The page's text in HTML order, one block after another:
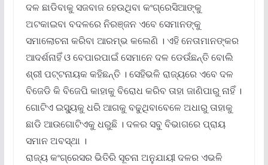
ଦଳ ଛାଡିବାକୁ ସଜବାଜ ହେଉଥିବା କଂଗ୍ରେସିଆଙ୍କୁ
ଅଟକାଇବା ବଦଳରେ ନିରଞ୍ଜନ ଏବେ ସେମାନଙ୍କୁ
ସମାଲୋଚନା କରିବା ଆରମ୍ଭ କଲେଣି । ଏହି ନେତାମାନଙ୍କର
ଆଦର୍ଶନାହିଁ ଓ ବେପାରପାଇଁ ସେମାନେ ଦଳ ଡେଉଁଛନ୍ତି ବୋଲି
ଶ୍ରୀ ପଟ୍ଟନାୟକ କହିଛନ୍ତି । ସେହିଭଳି ରାଜ୍ୟରେ ଏବେ ଦଳ
ବିଜେଡି କି ବିଜେପି କାହାକୁ ବିରୋଧ କରିବ ତାହା ଜାଣିପାରୁ ନାହିଁ ।
ଗୋଟିଏ ଇସ୍ୟୁକୁ ଧରି ଆଗକୁ ବଢୁଥିବାବେଳେ ଅଧାରୁ ତାହାକୁ
ଛାଡି ଆଉଗୋଟିଏକୁ ଧରୁଛି । ଦଳର ସବୁ ବିଭାଗରେ ପ୍ରାୟ
ସମାନ ଅବସ୍ଥା ।
ରାଜ୍ୟ କଂଗ୍ରେସର ଭିତିରି ସୂଚନା ଅନୁଯାୟୀ ଦଳର ଏଭଳି